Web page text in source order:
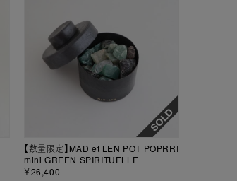
【数量限定】MAD et LEN POT POPRRI
mini GREEN SPIRITUELLE
￥26,400